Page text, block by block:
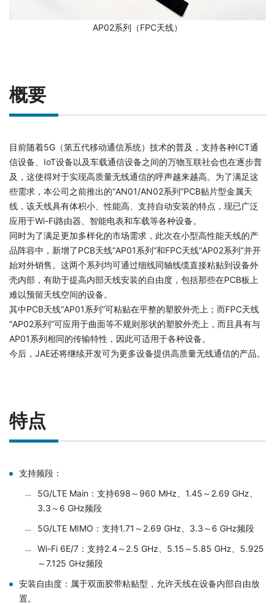
AP02系列（FPC天线）
概要
目前随着5G（第五代移动通信系统）技术的普及，支持各种ICT通
信设备、IoT设备以及车载通信设备之间的万物互联社会也在逐步普
及，这使得对于实现高质量无线通信的呼声越来越高。为了满足这
些需求，本公司之前推出的“AN01/AN02系列”PCB贴片型金属天
线，该天线具有体积小、性能高、支持自动安装的特点，现已广泛
应用于Wi-Fi路由器、智能电表和车载等各种设备。
同时为了满足更加多样化的市场需求，此次在小型高性能天线的产
品阵容中，新增了PCB天线“AP01系列”和FPC天线“AP02系列”并开
始对外销售。这两个系列均可通过细线同轴线缆直接粘贴到设备外
壳内部，有助于提高内部天线安装的自由度，包括那些在PCB板上
难以预留天线空间的设备。
其中PCB天线“AP01系列”可粘贴在平整的塑胶外壳上；而FPC天线
“AP02系列”可应用于曲面等不规则形状的塑胶外壳上，而且具有与
AP01系列相同的传输特性，因此可适用于各种设备。
今后，JAE还将继续开发可为更多设备提供高质量无线通信的产品。
特点
支持频段：
5G/LTE Main：支持698～960 MHz、1.45～2.69 GHz、
3.3～6 GHz频段
5G/LTE MIMO：支持1.71～2.69 GHz、3.3～6 GHz频段
Wi-Fi 6E/7：支持2.4～2.5 GHz、5.15～5.85 GHz、5.925
～7.125 GHz频段
安装自由度：属于双面胶带粘贴型，允许天线在设备内部自由放
置。